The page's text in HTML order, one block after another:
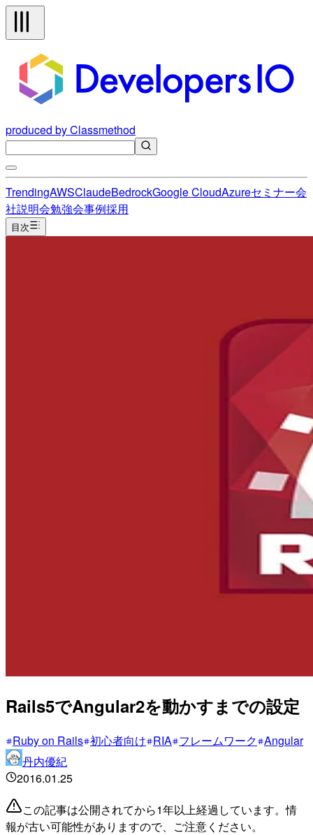
produced by Classmethod
TrendingAWSClaudeBedrockGoogle CloudAzureセミナー会
社説明会勉強会事例採用
目次
Rails5でAngular2を動かすまでの設定
Ruby on Rails 初心者向け RIA フレームワーク Angular
丹内優紀
2016.01.25
この記事は公開されてから1年以上経過しています。情
報が古い可能性がありますので、ご注意ください。